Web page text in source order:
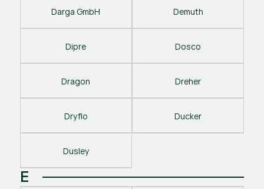
Darga GmbH Demuth
Dipre Dosco
Dragon Dreher
Dryflo Ducker
Dusley
E